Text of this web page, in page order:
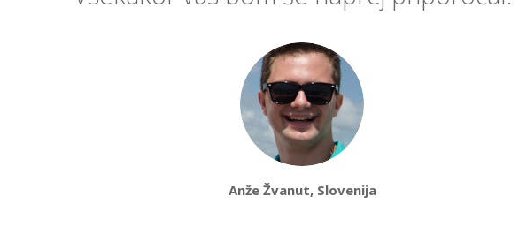
Anže Žvanut, Slovenija